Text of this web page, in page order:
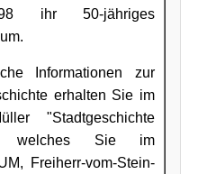
ihr 50-jähriges
Informationen zur
erhalten Sie im
"Stadtgeschichte
welches Sie im
Freiherr-vom-Stein-